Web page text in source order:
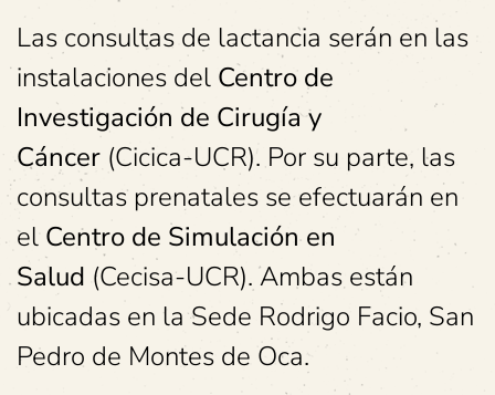
Las consultas de lactancia serán en las
instalaciones del Centro de
Investigación de Cirugía y
Cáncer (Cicica-UCR). Por su parte, las
consultas prenatales se efectuarán en
el Centro de Simulación en
Salud (Cecisa-UCR). Ambas están
ubicadas en la Sede Rodrigo Facio, San
Pedro de Montes de Oca.